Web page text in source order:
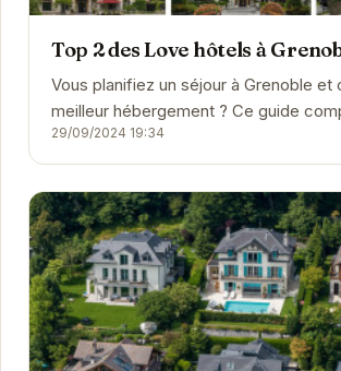
Top 2 des Love hôtels à
Vous planifiez un séjour à Grenoble et
meilleur hébergement ? Ce guide complet explore
une large sélection d'hôtels, de
d'hôtes,...
29/09/2024 19:34